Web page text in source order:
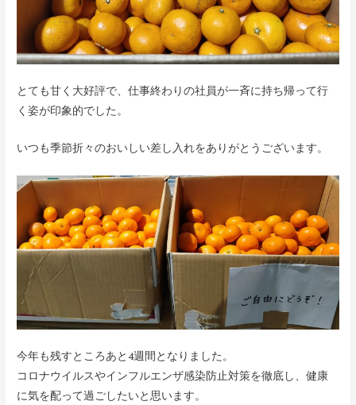
とても甘く大好評で、仕事終わりの社員が一斉に持ち帰って行
く姿が印象的でした。
いつも季節折々のおいしい差し入れをありがとうございます。
今年も残すところあと4週間となりました。
コロナウイルスやインフルエンザ感染防止対策を徹底し、健康
に気を配って過ごしたいと思います。